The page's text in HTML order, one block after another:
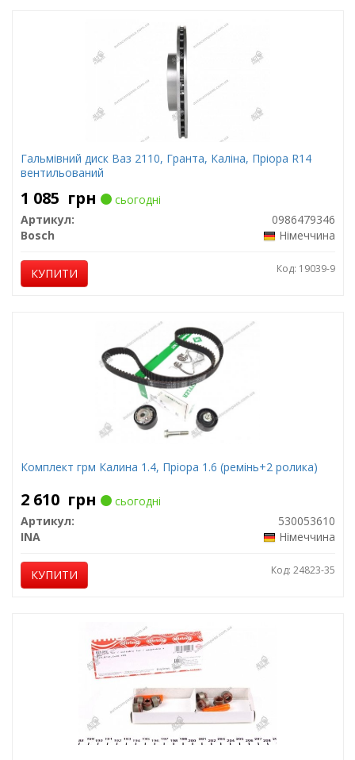
Гальмівний диск Ваз 2110, Гранта, Каліна, Пріора R14
вентильований
1 085 грн
сьогодні
Артикул:
0986479346
Bosch
Німеччина
КУПИТИ Код: 19039-9
Комплект грм Калина 1.4, Пріора 1.6 (ремінь+2 ролика)
2 610 грн
сьогодні
Артикул:
530053610
INA
Німеччина
КУПИТИ Код: 24823-35